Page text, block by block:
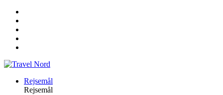
Rejsemål
Rejsemål